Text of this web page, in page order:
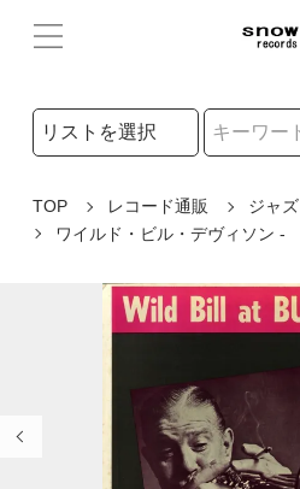
検索リストの選択
TOP レコード通販
ジャズ
ワイルド・ビル・デヴィソン -